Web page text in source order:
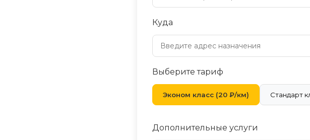
Куда
Выберите тариф
Эконом класс (20 ₽/км) Стандарт
Дополнительные услуги